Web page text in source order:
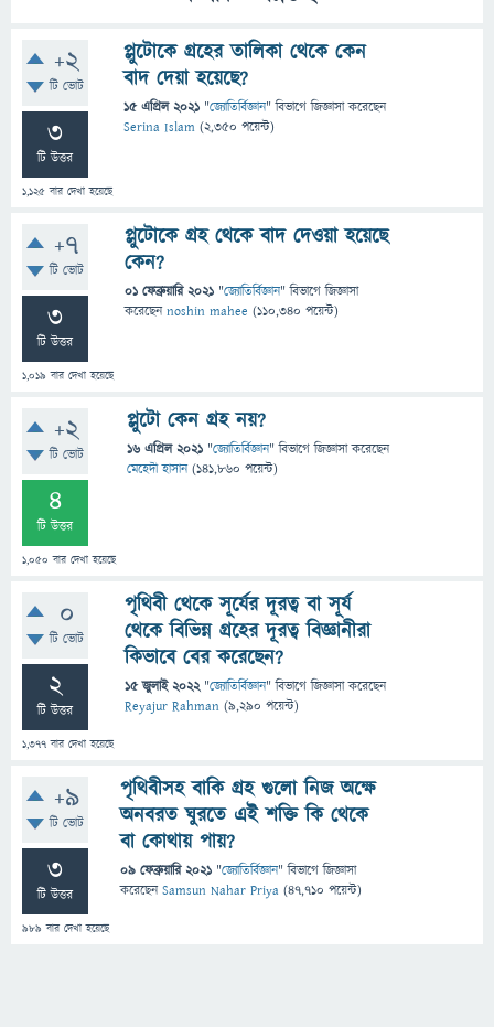
+2
টি ভোট
3
টি উত্তর
1,125 বার দেখা হয়েছে
প্লুটোকে গ্রহের তালিকা থেকে কেন
বাদ দেয়া হয়েছে?
15 এপ্রিল 2021 "জ্যোতির্বিজ্ঞান" বিভাগে জিজ্ঞাসাকরেছেন
Serina Islam (2,350 পয়েন্ট)
+7
টি ভোট
3
টি উত্তর
1,019 বার দেখা হয়েছে
প্লুটোকে গ্রহ থেকে বাদ দেওয়া হয়েছে
কেন?
01 ফেব্রুয়ারি 2021 "জ্যোতির্বিজ্ঞান" বিভাগে জিজ্ঞাসা
করেছেনnoshin mahee (110,340 পয়েন্ট)
+2
টি ভোট
4
টি উত্তর
1,050 বার দেখা হয়েছে
প্লুটো কেন গ্রহ নয়?
16 এপ্রিল 2021 "জ্যোতির্বিজ্ঞান" বিভাগে জিজ্ঞাসাকরেছেন
মেহেদী হাসান (141,860 পয়েন্ট)
0
টি ভোট
2
টি উত্তর
1,377 বার দেখা হয়েছে
পৃথিবী থেকে সূর্যের দূরত্ব বা সূর্য
থেকে বিভিন্ন গ্রহের দূরত্ব বিজ্ঞানীরা
কিভাবে বের করেছেন?
15 জুলাই 2022 "জ্যোতির্বিজ্ঞান" বিভাগে জিজ্ঞাসাকরেছেন
Reyajur Rahman (9,290 পয়েন্ট)
+9
টি ভোট
3
টি উত্তর
989 বার দেখা হয়েছে
পৃথিবীসহ বাকি গ্রহ গুলো নিজ অক্ষে
অনবরত ঘুরতে এই শক্তি কি থেকে
বা কোথায় পায়?
09 ফেব্রুয়ারি 2021 "জ্যোতির্বিজ্ঞান" বিভাগে জিজ্ঞাসা
করেছেনSamsun Nahar Priya (47,710 পয়েন্ট)